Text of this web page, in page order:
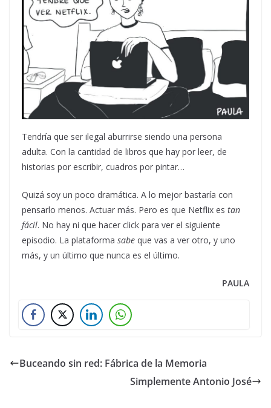
Tendría que ser ilegal aburrirse siendo una persona
adulta. Con la cantidad de libros que hay por leer, de
historias por escribir, cuadros por pintar…
Quizá soy un poco dramática. A lo mejor bastaría con
pensarlo menos. Actuar más. Pero es que Netflix es tan
fácil. No hay ni que hacer click para ver el siguiente
episodio. La plataforma sabe que vas a ver otro, y uno
más, y un último que nunca es el último.
PAULA
Buceando sin red: Fábrica de la Memoria
Simplemente Antonio José